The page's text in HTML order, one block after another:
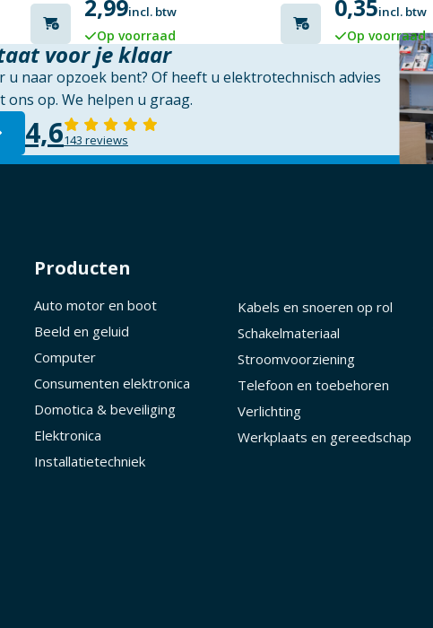
2,99incl. btw
Op voorraad
0,35incl. btw
Op voorraad
voor je klaar
u naar opzoek bent? Of heeft u elektrotechnisch advies
ons op. We helpen u graag.
4,6143 reviews
Producten
Auto motor en boot
Beeld en geluid
Computer
Consumenten elektronica
Domotica & beveiliging
Elektronica
Installatietechniek
Kabels en snoeren op rol
Schakelmateriaal
Stroomvoorziening
Telefoon en toebehoren
Verlichting
Werkplaats en gereedschap